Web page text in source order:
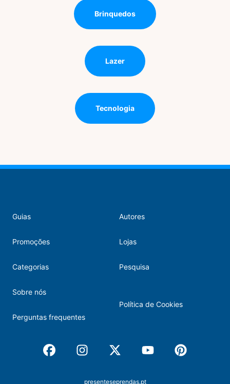
Brinquedos
Lazer
Tecnologia
Guias
Promoções
Categorias
Autores
Lojas
Pesquisa
Sobre nós
Perguntas frequentes
Política de Cookies
FacebookInstagram
X Youtube Pinterest
presenteseprendas.pt